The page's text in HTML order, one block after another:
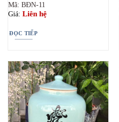
Mã: BĐN-11
Giá: Liên hệ
ĐỌC TIẾP